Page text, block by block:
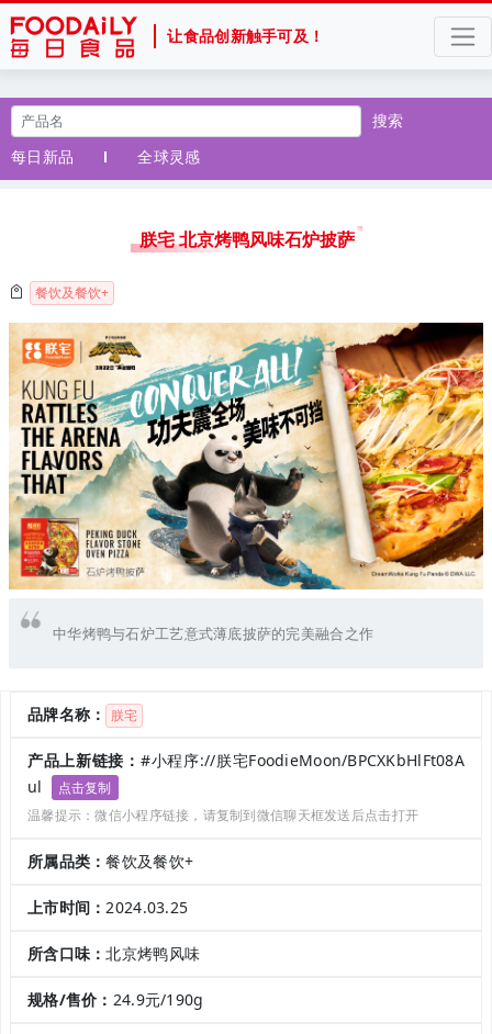
让食品创新触手可及！
搜索
每日新品
全球灵感
朕宅 北京烤鸭风味石炉披萨
餐饮及餐饮+
中华烤鸭与石炉工艺意式薄底披萨的完美融合之作
品牌名称： 朕宅
产品上新链接： #小程序://朕宅FoodieMoon/BPCXKbHlFt08A
ul
点击复制
温馨提示：微信小程序链接，请复制到微信聊天框发送后点击打开
所属品类：餐饮及餐饮+
上市时间：2024.03.25
所含口味：北京烤鸭风味
规格/售价： 24.9元/190g